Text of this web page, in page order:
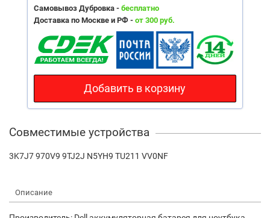
Самовывоз Дубровка - бесплатно
Доставка по Москве и РФ - от 300 руб.
Добавить в корзину
Совместимые устройства
3K7J7 970V9 9TJ2J N5YH9 TU211 VV0NF
Описание